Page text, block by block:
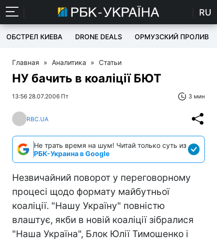
RU
ОБСТРЕЛ КИЕВА DRONE DEALS ОРМУЗСКИЙ ПРОЛИВ
Главная » Аналитика » Статьи
НУ бачить в коаліції БЮТ
13:56 28.07.2006 Пт 3 мин
RBC.UA
Не трать время на шум! Читай только суть из
РБК-Украина в Google
Незвичайний поворот у переговорному
процесі щодо формату майбутньої
коаліції. "Нашу Україну" повністю
влаштує, якби в новій коаліції зібралися
"Наша Україна", Блок Юлії Тимошенко і